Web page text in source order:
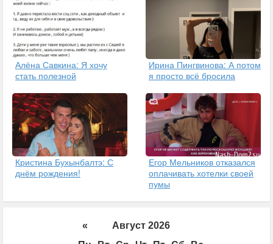
Алёна Савкина: Я хочу
стать полезной
Ирина Пингвинова: А потом
я просто всё бросила
Кристина Бухынбалтэ: С
днём рождения!
Егор Мельников отказался
оплачивать хотелки своей
пумы
«
Август 2026